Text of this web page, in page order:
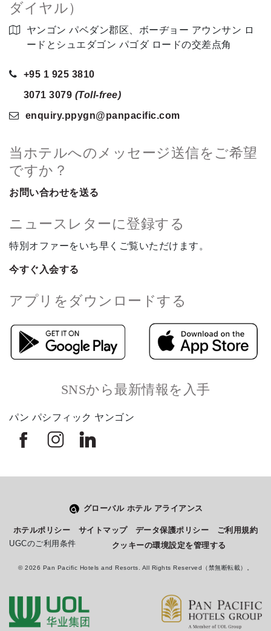
ダイヤル）
ヤンゴン パベダン郡区、ボーヂョー アウンサン ロ
ードとシュエダゴン パゴダ ロードの交差点角
+95 1 925 3810
3071 3079 (Toll-free)
enquiry.ppygn@panpacific.com
当ホテルへのメッセージ送信をご希望
ですか？
お問い合わせを送る
ニュースレターに登録する
特別オファーをいち早くご覧いただけます。
今すぐ入会する
アプリをダウンロードする
SNSから最新情報を入手
パン パシフィック ヤンゴン
グローバル ホテル アライアンス
ホテルポリシー サイトマップ データ保護ポリシー
ご利用規約
UGCのご利用条件
クッキーの環境設定を管理する
© 2026 Pan Pacific Hotels and Resorts. All Rights Reserved（禁無断転載）。
このサイトでの経験をどのように評価しますか？
Select
an
option
1
being